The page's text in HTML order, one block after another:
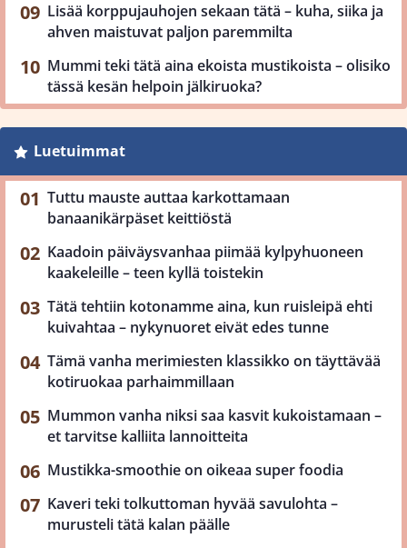
Lisää korppujauhojen sekaan tätä – kuha, siika ja
ahven maistuvat paljon paremmilta
Mummi teki tätä aina ekoista mustikoista – olisiko
tässä kesän helpoin jälkiruoka?
Luetuimmat
Tuttu mauste auttaa karkottamaan
banaanikärpäset keittiöstä
Kaadoin päiväysvanhaa piimää kylpyhuoneen
kaakeleille – teen kyllä toistekin
Tätä tehtiin kotonamme aina, kun ruisleipä ehti
kuivahtaa – nykynuoret eivät edes tunne
Tämä vanha merimiesten klassikko on täyttävää
kotiruokaa parhaimmillaan
Mummon vanha niksi saa kasvit kukoistamaan –
et tarvitse kalliita lannoitteita
Mustikka-smoothie on oikeaa super foodia
Kaveri teki tolkuttoman hyvää savulohta –
murusteli tätä kalan päälle